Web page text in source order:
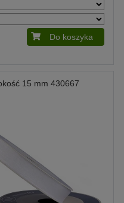
Do koszyka
15 mm 430667